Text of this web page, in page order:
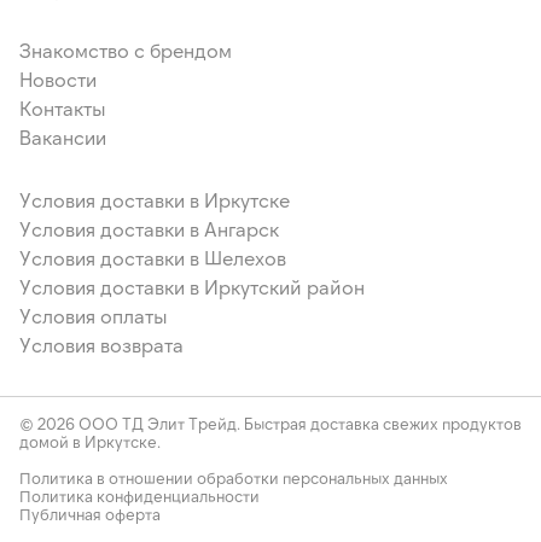
Знакомство с брендом
Новости
Контакты
Вакансии
Условия доставки в Иркутске
Условия доставки в Ангарск
Условия доставки в Шелехов
Условия доставки в Иркутский район
Условия оплаты
Условия возврата
© 2026 ООО ТД Элит Трейд. Быстрая доставка свежих продуктов
домой в Иркутске.
Политика в отношении обработки персональных данных
Политика конфиденциальности
Публичная оферта